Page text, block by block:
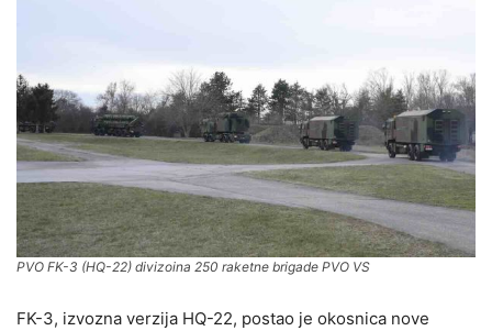
PVO FK-3 (HQ-22) divizoina 250 raketne brigade PVO VS
FK-3, izvozna verzija HQ-22, postao je okosnica nove